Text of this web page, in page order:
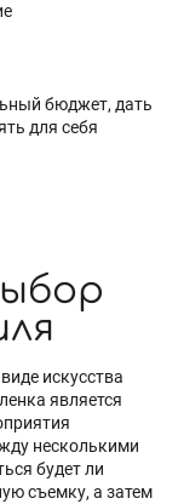
бюджет, дать
для себя
искусства
является
несколькими
будет ли
съемку, а затем